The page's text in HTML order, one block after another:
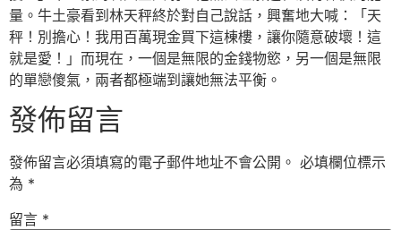
量。牛土豪看到林天秤終於對自己說話，興奮地大喊：「天
秤！別擔心！我用百萬現金買下這棟樓，讓你隨意破壞！這
就是愛！」而現在，一個是無限的金錢物慾，另一個是無限
的單戀傻氣，兩者都極端到讓她無法平衡。
發佈留言
發佈留言必須填寫的電子郵件地址不會公開。 必填欄位標示
為 *
留言 *